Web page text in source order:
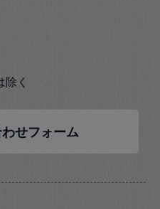
く
せフォーム